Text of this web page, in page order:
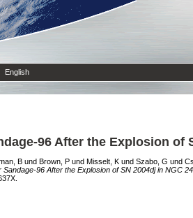
English
96 After the Explosion of
B und Brown, P und Misselt, K und Szabo, G und
96 After the Explosion of SN 2004dj in NGC